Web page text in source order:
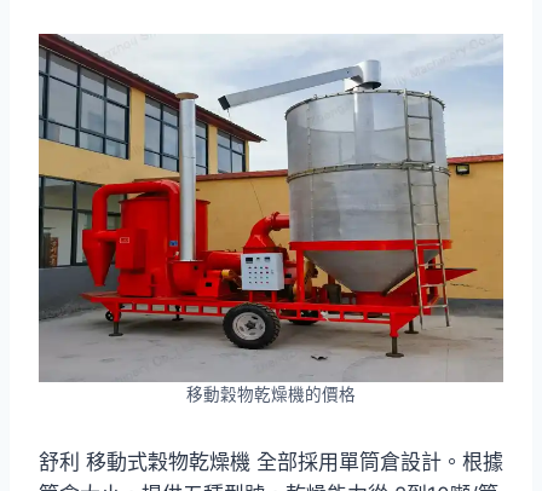
移動穀物乾燥機的價格
舒利 移動式穀物乾燥機 全部採用單筒倉設計。根據